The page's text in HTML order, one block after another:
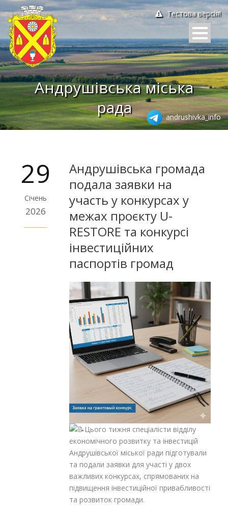
Тестова версія!
Андрушівська міська
рада
andrushivka_info
29
Січень
2026
Андрушівська громада
подала заявки на
участь у конкурсах у
межах проєкту U-
RESTORE та конкурсі
інвестиційних
паспортів громад
Цього тижня спеціалісти відділу
економічного розвитку та інвестицій
Андрушівської міської ради підготували
та подали заявки для участі у двох
важливих конкурсах, спрямованих на
підвищення інвестиційної привабливості
та розвиток громади.